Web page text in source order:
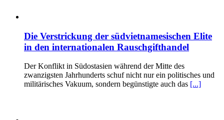
Die Verstrickung der südvietnamesischen Elite
in den internationalen Rauschgifthandel
Der Konflikt in Südostasien während der Mitte des
zwanzigsten Jahrhunderts schuf nicht nur ein politisches und
militärisches Vakuum, sondern begünstigte auch das [...]